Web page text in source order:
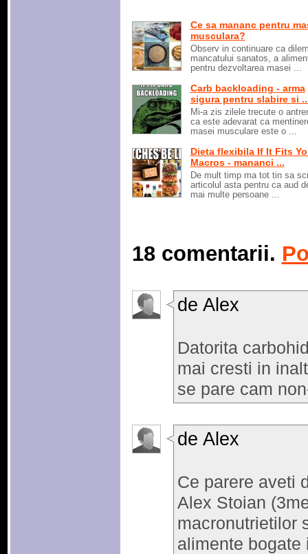
Ce sa mananc pentru
musculara?
Observ in continuare ca
mancatului sanatos, a
pentru dezvoltarea masei ...
Carb backloading - arma
sigura pentru slabire si
Mi-a zis zilele trecute o
ca este adevarat ca
masei musculare este o ...
Dieta flexibila If It Fits
Macros - mananci ...
De mult timp ma tot tin sa
articolul asta pentru ca aud
mai multe persoane ...
18 comentarii.
de Alex
Datorita
mai cresti in
se pare cam
de Alex
Ce parere aveti
Alex Stoian
macronutrietilor
alimente bogate